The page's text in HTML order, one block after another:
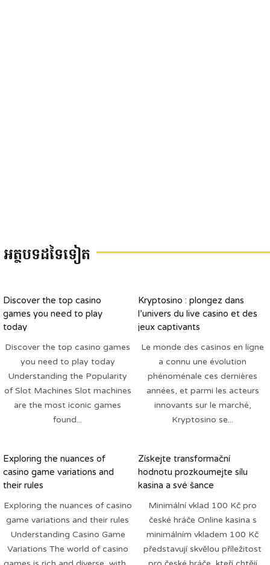
អត្ថបទដទៃទៀត
Discover the top casino
games you need to play
today
Discover the top casino games
you need to play today
Understanding the Popularity
of Slot Machines Slot machines
are the most iconic games
found...
Kryptosino : plongez dans
l’univers du live casino et des
jeux captivants
Le monde des casinos en ligne
a connu une évolution
phénoménale ces dernières
années, et parmi les acteurs
innovants sur le marché,
Kryptosino se...
Exploring the nuances of
casino game variations and
their rules
Exploring the nuances of casino
game variations and their rules
Understanding Casino Game
Variations The world of casino
Získejte transformační
hodnotu prozkoumejte sílu
kasina a své šance
Minimální vklad 100 Kč pro
české hráče Online kasina s
minimálním vkladem 100 Kč
představují skvělou příležitost